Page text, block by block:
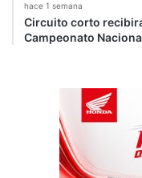
hace 1 semana
Circuito corto
Campeonato